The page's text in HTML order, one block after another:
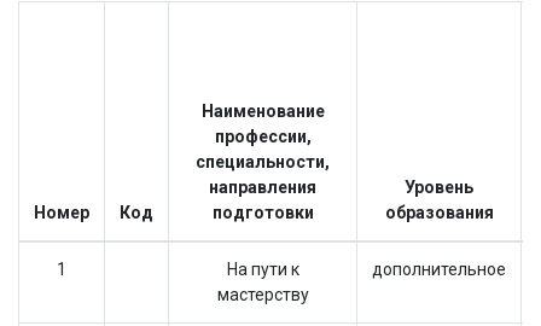
Номер Код
Наименование
профессии,
специальности,
направления
подготовки
Уровень
образования
1
На пути к
мастерству
дополнительное